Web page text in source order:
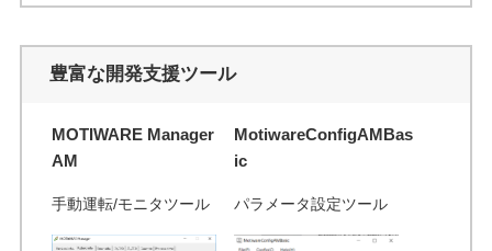
豊富な開発支援ツール
MOTIWARE Manager
AM
手動運転/モニタツール
MotiwareConfigAMBas
ic
パラメータ設定ツール